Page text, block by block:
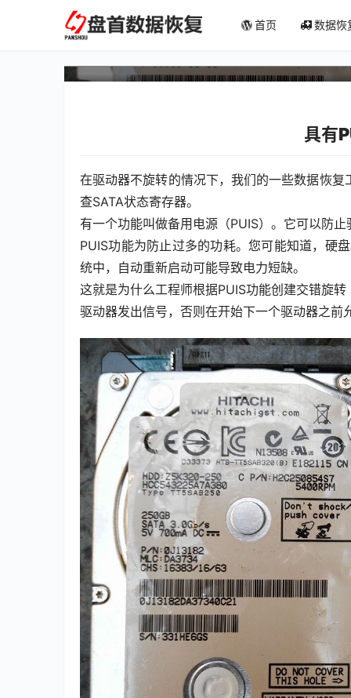
首页 数据恢
具有备用电源(PUIS)的日
具有
在驱动器不旋转的情况下，我们的一些数据恢
查SATA状态寄存器。
有一个功能叫做备用电源（PUIS）。它可以防
PUIS功能为防止过多的功耗。您可能知道，硬
统中，自动重新启动可能导致电力短缺。
这就是为什么工程师根据PUIS功能创建交错旋
驱动器发出信号，否则在开始下一个驱动器之前